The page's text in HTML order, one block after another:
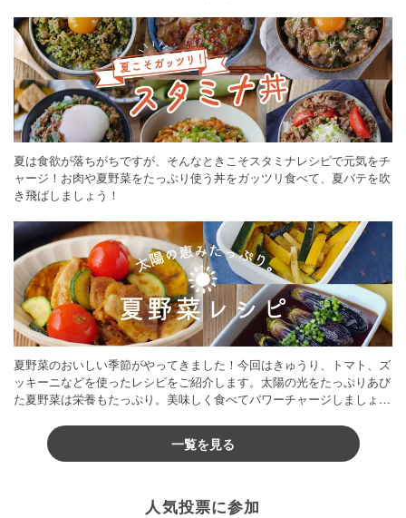
夏は食欲が落ちがちですが、そんなときこそスタミナレシピで元気をチ
ャージ！お肉や夏野菜をたっぷり使う丼をガッツリ食べて、夏バテを吹
き飛ばしましょう！
夏野菜のおいしい季節がやってきました！今回はきゅうり、トマト、ズ
ッキーニなどを使ったレシピをご紹介します。太陽の光をたっぷりあび
た夏野菜は栄養もたっぷり。美味しく食べてパワーチャージしましょう
一覧を見る
人気投票に参加